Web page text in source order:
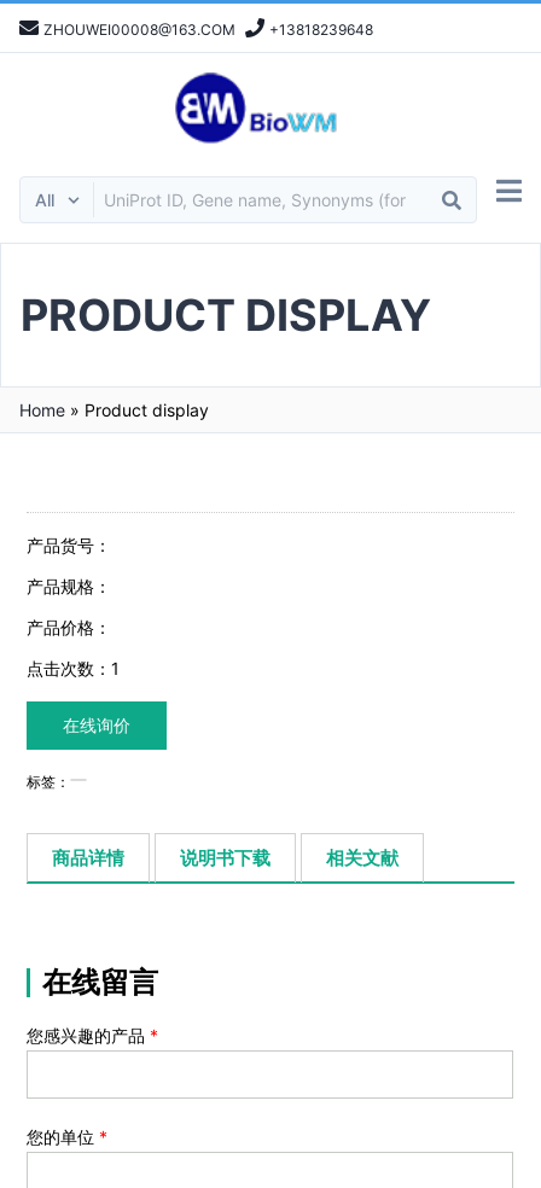
ZHOUWEI00008@163.COM +13818239648
PRODUCT DISPLAY
Home » Product display
产品货号：
产品规格：
产品价格：
点击次数：1
在线询价
标签：
商品详情 说明书下载 相关文献
在线留言
您感兴趣的产品 *
您的单位 *